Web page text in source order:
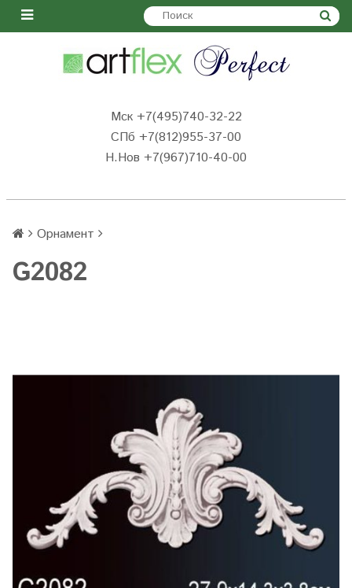
Мск +7(495)740-32-22
СПб +7(812)955-37-00
Н.Нов +7(967)710-40-00
Орнамент
G2082